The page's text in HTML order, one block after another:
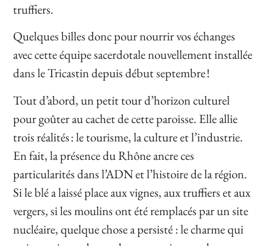
truffiers.
Quelques billes donc pour nourrir vos échanges
avec cette équipe sacerdotale nouvellement installée
dans le Tricastin depuis début septembre !
Tout d’abord, un petit tour d’horizon culturel
pour goûter au cachet de cette paroisse. Elle allie
trois réalités : le tourisme, la culture et l’industrie.
En fait, la présence du Rhône ancre ces
particularités dans l’ADN et l’histoire de la région.
Si le blé a laissé place aux vignes, aux truffiers et aux
vergers, si les moulins ont été remplacés par un site
nucléaire, quelque chose a persisté : le charme qui